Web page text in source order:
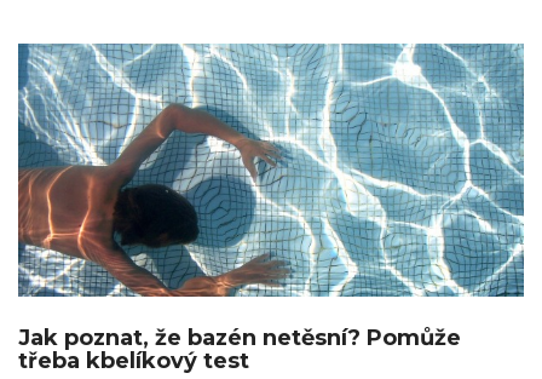
Jak poznat, že bazén netěsní? Pomůže
třeba kbelíkový test